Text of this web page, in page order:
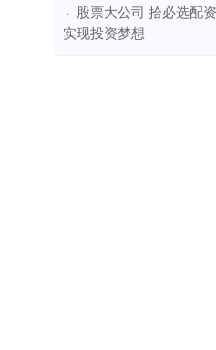
· 股票大公司 拾必选配
实现投资梦想